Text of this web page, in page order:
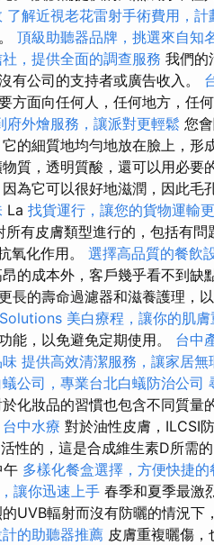
了解近視老花雷射手術費用，計
頂級助聽器品牌，挑選來自知
，提供全面的調查服務 我們的
有公司的支持者或廣告收入。
方面向任何人，任何地方，任
府外燴服務，讓派對更輕鬆 您
的細質地均勻地放在臉上，形
質，透明質酸，還可以用必要
為它可以很好地滋潤，因此毛
La 找貨運行，讓您的貨物運輸
有皮膚類型進行的，包括有問
氧化作用。 選擇高品質的餐飲
的成本外，客戶幾乎看不到缺
的壽命過濾器和滋養護理，
美白療程，讓你的肌
能，以免避免定期使用。 台中
提供高效清潔服務，讓家居無
公司，專業台北白蟻防治公司
化妝品的習慣也包含不同質量
台中水療 對於油性皮膚，ILCSI
性的，這是合成維生素D所需
午 多樣化餐盒選擇，方便快捷的
讓你迅速上手 春季和夏季最激
UVB輻射而沒有防曬的情況下
的助聽器推薦 皮膚重複曬傷